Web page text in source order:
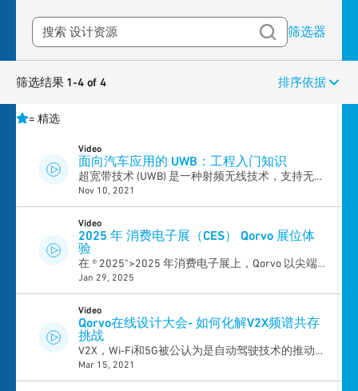
筛选器
筛选结果 1-4 of 4 排序依据
= 精选
Video
面向汽车应用的 UWB：工程入门知识
超宽带技术 (UWB) 是一种射频无线技术，支持无数
需要精准定位和距离感测的全新应用或增强应用。
在汽车应用中，UWB 目前用于车联网联盟的数字
钥匙版本 3 规范之中，且不久将被用于高级驾驶员
辅助系统 (ADAS) 和互联自动驾驶汽车 (CAV) 的传
感器套件中。本次会议将涵盖 UWB 技术的最新进
展，以及在关键乘客安全、身份验证和安全以及车
Nov 10, 2021
Video
2025 年 消费电子展（CES） Qorvo 展位体
验
在 ® 2025">2025 年消费电子展上，Qorvo 以尖端
技术将智能生活提升到新的高度，重新构想了用户
与家庭、设备和车辆的互动方式。无论您是在寻找
简化日常生活的创新技术，还是驱动未来的突破性
技术，Qorvo 都将持续领跑。
Jan 29, 2025
Video
Qorvo在线设计大会- 如何化解V2X频谱共存
挑战
V2X，Wi-Fi和5G被公认为是自动驾驶技术的推动
者。 现在的挑战在于这些技术如何共同工作并共
存，尽管频谱干扰可能会对车辆的运行和乘客安全
Mar 15, 2021